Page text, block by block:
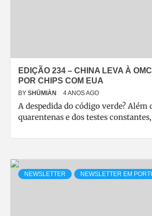
EDIÇÃO 234 – CHINA LEVA À
POR CHIPS COM EUA
BY SHŪMIÀN 4 ANOS AGO
A despedida do código verde? Além
quarentenas e dos testes
NEWSLETTER NEWSLETTER EM